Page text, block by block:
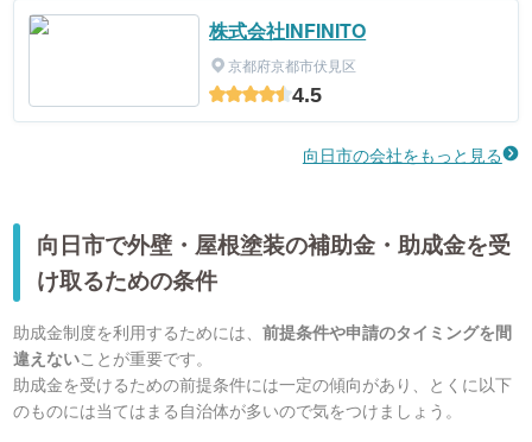
株式会社INFINITO
京都府京都市伏見区
4.5
向日市の会社をもっと見る
向日市で外壁・屋根塗装の補助金・助成金を受
け取るための条件
助成金制度を利用するためには、前提条件や申請のタイミングを間
違えないことが重要です。
助成金を受けるための前提条件には一定の傾向があり、とくに以下
のものには当てはまる自治体が多いので気をつけましょう。